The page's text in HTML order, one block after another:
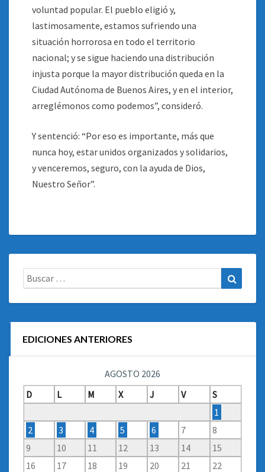
voluntad popular. El pueblo eligió y,
lastimosamente, estamos sufriendo una
situación horrorosa en todo el territorio
nacional; y se sigue haciendo una distribución
injusta porque la mayor distribución queda en la
Ciudad Autónoma de Buenos Aires, y en el interior,
arreglémonos como podemos”, consideró.
Y sentenció: “Por eso es importante, más que
nunca hoy, estar unidos organizados y solidarios,
y venceremos, seguro, con la ayuda de Dios,
Nuestro Señor”.
Buscar:
EDICIONES ANTERIORES
AGOSTO 2026
D
L M X J V
S
1
2
3 4 5 6 7
8
9
10 11 12 13 14
15
16
17 18 19 20 21
22